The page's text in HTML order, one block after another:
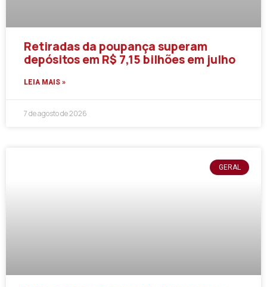
Retiradas da poupança superam
depósitos em R$ 7,15 bilhões em julho
LEIA MAIS »
7 de agosto de 2026
GERAL